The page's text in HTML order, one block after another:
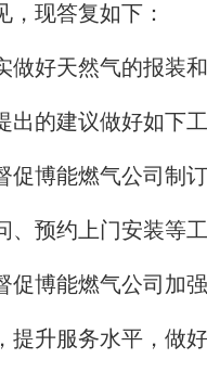
，现答复如下：
好天然气的报装和
出的建议做好如下
博能燃气公司制订
、预约上门安装等
博能燃气公司加强
提升服务水平，做